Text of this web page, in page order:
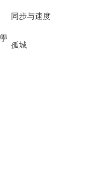
同步与速度
孤城